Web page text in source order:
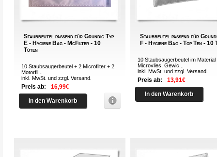
Staubbeutel passend für Grundig Typ
E - Hygiene Bag - McFilter - 10
Tüten
10 Staubsaugerbeutel + 2 Microfilter + 2
Motorfil...
inkl. MwSt. und zzgl.Versand
Preis ab: 16,99€
In den Warenkorb
Staubbeutel passend für
F - Hygiene Bag - Top Ten - 10
10 Staubsaugerbeutel im Material
Microvlies, Gewic...
inkl. MwSt. und zzgl.Versand
Preis ab: 13,91€
In den Warenkorb